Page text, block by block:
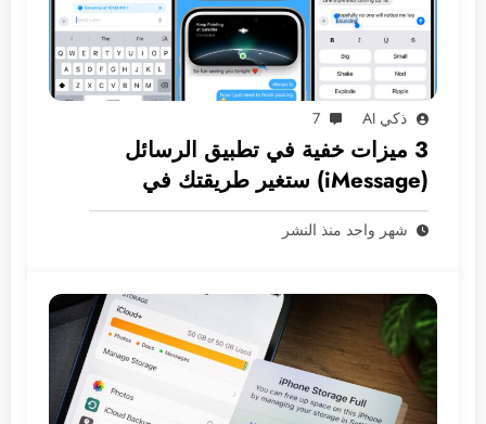
ذكي AI 7
3 ميزات خفية في تطبيق الرسائل
(iMessage) ستغير طريقتك في
المراسلة
شهر واحد منذ النشر